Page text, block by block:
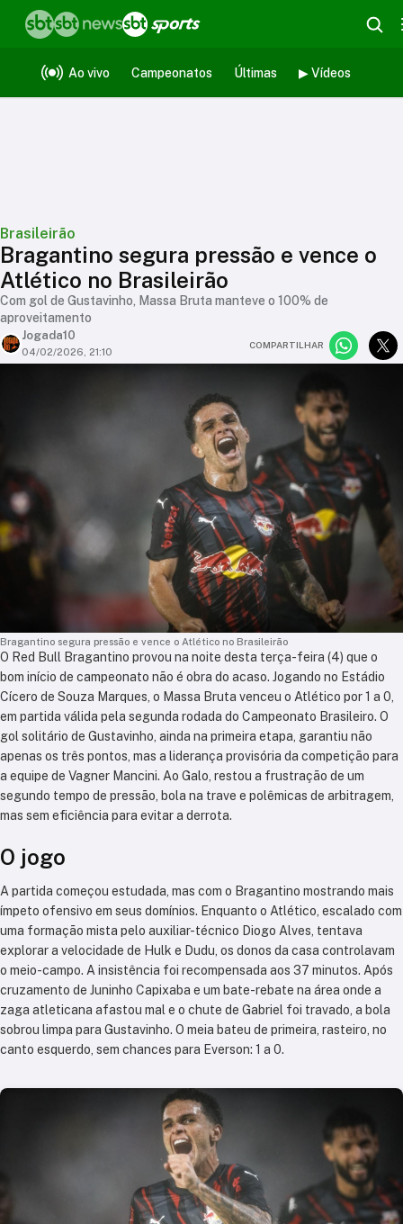
Ao vivo Campeonatos Últimas ▶ Vídeos
Brasileirão
Bragantino segura pressão e vence o
Atlético no Brasileirão
Com gol de Gustavinho, Massa Bruta manteve o 100% de
aproveitamento
Jogada10
04/02/2026, 21:10
COMPARTILHAR
Bragantino segura pressão e vence o Atlético no Brasileirão
O Red Bull Bragantino provou na noite desta terça-feira (4) que o
bom início de campeonato não é obra do acaso. Jogando no Estádio
Cícero de Souza Marques, o Massa Bruta venceu o Atlético por 1 a 0,
em partida válida pela segunda rodada do Campeonato Brasileiro. O
gol solitário de Gustavinho, ainda na primeira etapa, garantiu não
apenas os três pontos, mas a liderança provisória da competição para
a equipe de Vagner Mancini. Ao Galo, restou a frustração de um
segundo tempo de pressão, bola na trave e polêmicas de arbitragem,
mas sem eficiência para evitar a derrota.
O jogo
A partida começou estudada, mas com o Bragantino mostrando mais
ímpeto ofensivo em seus domínios. Enquanto o Atlético, escalado com
uma formação mista pelo auxiliar-técnico Diogo Alves, tentava
explorar a velocidade de Hulk e Dudu, os donos da casa controlavam
o meio-campo. A insistência foi recompensada aos 37 minutos. Após
cruzamento de Juninho Capixaba e um bate-rebate na área onde a
zaga atleticana afastou mal e o chute de Gabriel foi travado, a bola
sobrou limpa para Gustavinho. O meia bateu de primeira, rasteiro, no
canto esquerdo, sem chances para Everson: 1 a 0.